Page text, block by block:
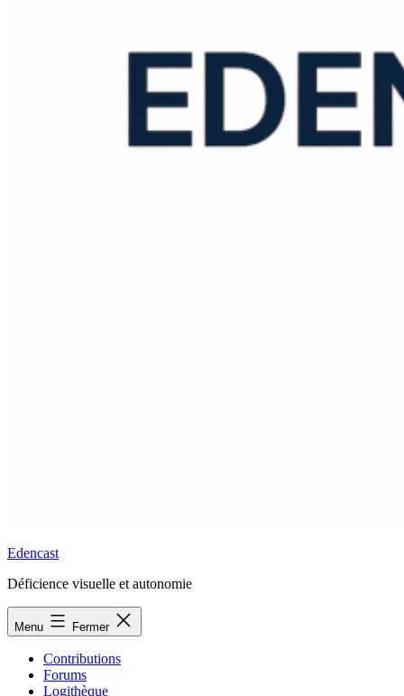
Edencast
Déficience visuelle et autonomie
Menu Fermer
Contributions
Forums
Logithèque